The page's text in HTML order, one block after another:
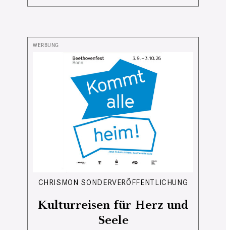
CHRISMON SONDERVERÖFFENTLICHUNG
Kulturreisen für Herz und
Seele